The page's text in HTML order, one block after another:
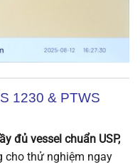
1230 & PTWS
đủ vessel chuẩn USP,
cho thử nghiệm ngay